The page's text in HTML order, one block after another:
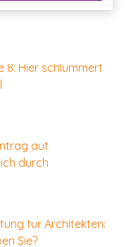
8: Hier schlummert
auf
durch
für Architekten:
Sie?